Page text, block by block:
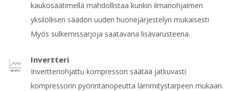
kaukosäätimellä mahdollistaa kunkin ilmanohjaimen
yksilöllisen säädön uuden huonejärjestelyn mukaisesti
Myös sulkemissarjoja saatavana lisävarusteena.
Invertteri
Invertteriohjattu kompressori säätää jatkuvasti
kompressorin pyörintänopeutta lämmitystarpeen mukaan.